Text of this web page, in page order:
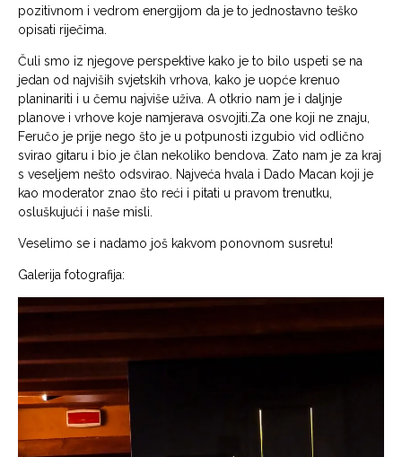
pozitivnom i vedrom energijom da je to jednostavno teško
opisati riječima.
Čuli smo iz njegove perspektive kako je to bilo uspeti se na
jedan od najviših svjetskih vrhova, kako je uopće krenuo
planinariti i u čemu najviše uživa. A otkrio nam je i daljnje
planove i vrhove koje namjerava osvojiti.Za one koji ne znaju,
Feručo je prije nego što je u potpunosti izgubio vid odlično
svirao gitaru i bio je član nekoliko bendova. Zato nam je za kraj
s veseljem nešto odsvirao. Najveća hvala i Dado Macan koji je
kao moderator znao što reći i pitati u pravom trenutku,
osluškujući i naše misli.
Veselimo se i nadamo još kakvom ponovnom susretu!
Galerija fotografija: